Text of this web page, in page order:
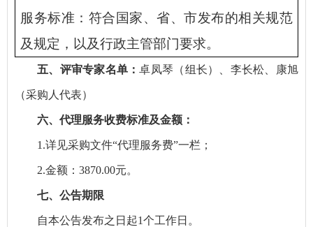
服务标准： 符合国家、省、市发布的相关规范
及规定，以及行政主管部门要求。
五、评审专家名单：卓凤琴（组长）、李长松、康旭
（采购人代表）
六、代理服务收费标准及金额：
1.详见采购文件“代理服务费”一栏；
2.金额：3870.00元。
七、公告期限
自本公告发布之日起1个工作日。